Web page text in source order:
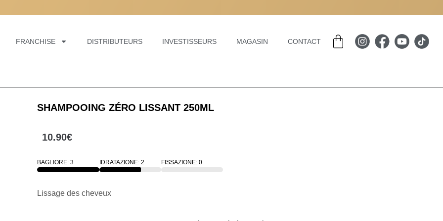
FRANCHISE DISTRIBUTEURS INVESTISSEURS MAGASIN CONTACT Panier
SHAMPOOING ZÉRO LISSANT 250ML
10.90€
BAGLIORE: 3
100
IDRATAZIONE: 2
100
FISSAZIONE: 0
Lissage des cheveux